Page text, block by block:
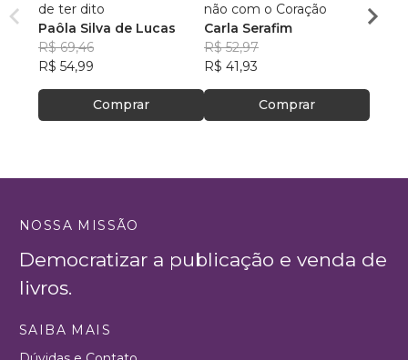
de ter dito
Paôla Silva de Lucas
R$ 69,46
R$ 54,99
Comprar
não com o Coração
Carla Serafim
R$ 52,97
R$ 41,93
Comprar
habita
NOSSA MISSÃO
Democratizar a publicação e venda de
livros.
SAIBA MAIS